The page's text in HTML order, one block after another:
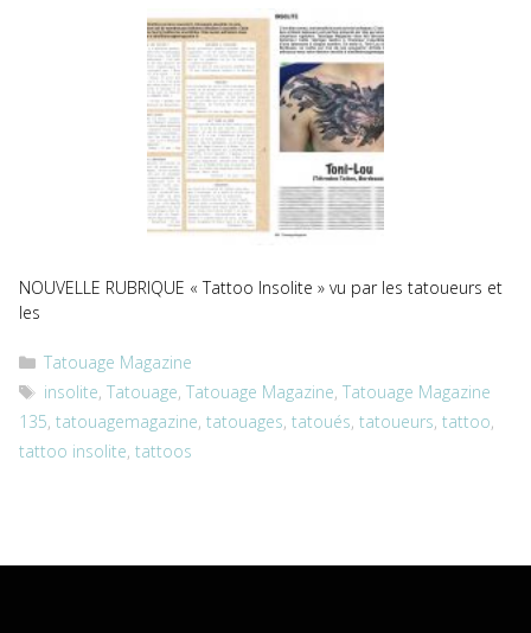
NOUVELLE RUBRIQUE « Tattoo Insolite » vu par les tatoueurs et
les
Catégories
Tatouage Magazine
Étiquettes
insolite,Tatouage,Tatouage Magazine,Tatouage Magazine
135, tatouagemagazine, tatouages, tatoués, tatoueurs, tattoo,
tattoo insolite, tattoos